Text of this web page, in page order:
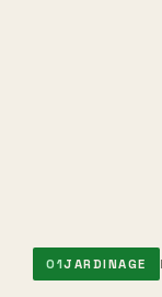
01JARDINAGE